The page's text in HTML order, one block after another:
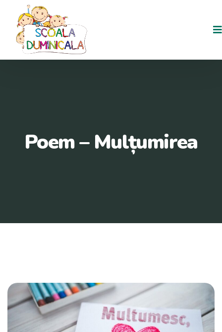
content
Poem – Mulțumirea